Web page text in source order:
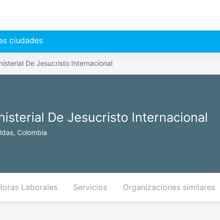
ciudades
De Jesucristo Internacional
De Jesucristo Internacional
Colombia
Laborales Servicios Organizaciones similares